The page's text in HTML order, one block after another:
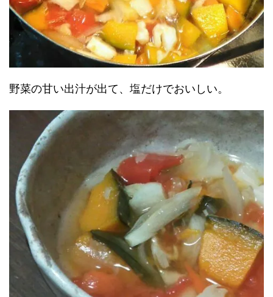
野菜の甘い出汁が出て、塩だけでおいしい。